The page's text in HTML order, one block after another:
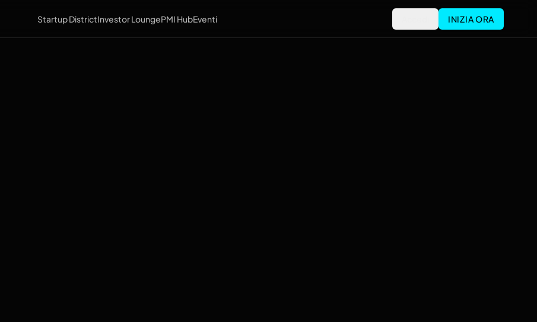
Startup DistrictInvestor LoungePMI HubEventi INIZIA ORA